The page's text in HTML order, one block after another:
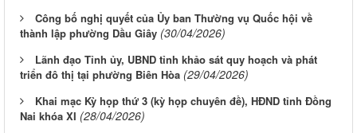
Công bố nghị quyết của Ủy ban Thường vụ Quốc hội về
thành lập phường Dầu Giây (30/04/2026)
Lãnh đạo Tỉnh ủy, UBND tỉnh khảo sát quy hoạch và phát
triển đô thị tại phường Biên Hòa (29/04/2026)
Khai mạc Kỳ họp thứ 3 (kỳ họp chuyên đề), HĐND tỉnh Đồng
Nai khóa XI (28/04/2026)